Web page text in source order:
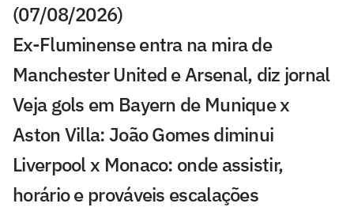
(07/08/2026)
Ex-Fluminense entra na mira de
Manchester United e Arsenal, diz jornal
Veja gols em Bayern de Munique x
Aston Villa: João Gomes diminui
Liverpool x Monaco: onde assistir,
horário e prováveis escalações